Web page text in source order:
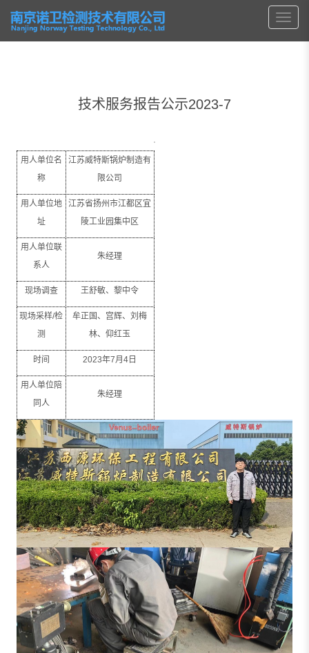
技术服务报告公示2023-7
用人单位名
称
江苏威特斯锅炉制造有
限公司
用人单位地
址
江苏省扬州市江都区宜
陵工业园集中区
用人单位联
系人
朱经理
现场调查 王舒敏、黎中令
现场采样/检
测
牟正国、宫辉、刘梅
林、仰红玉
时间 2023年7月4 日
用人单位陪
同人
朱经理